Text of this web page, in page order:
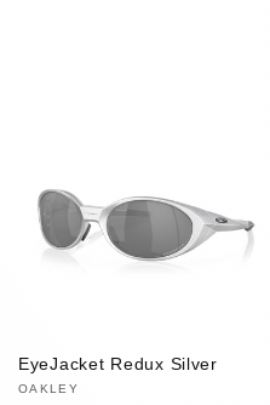
EyeJacket Redux Silver
Selger:
OAKLEY